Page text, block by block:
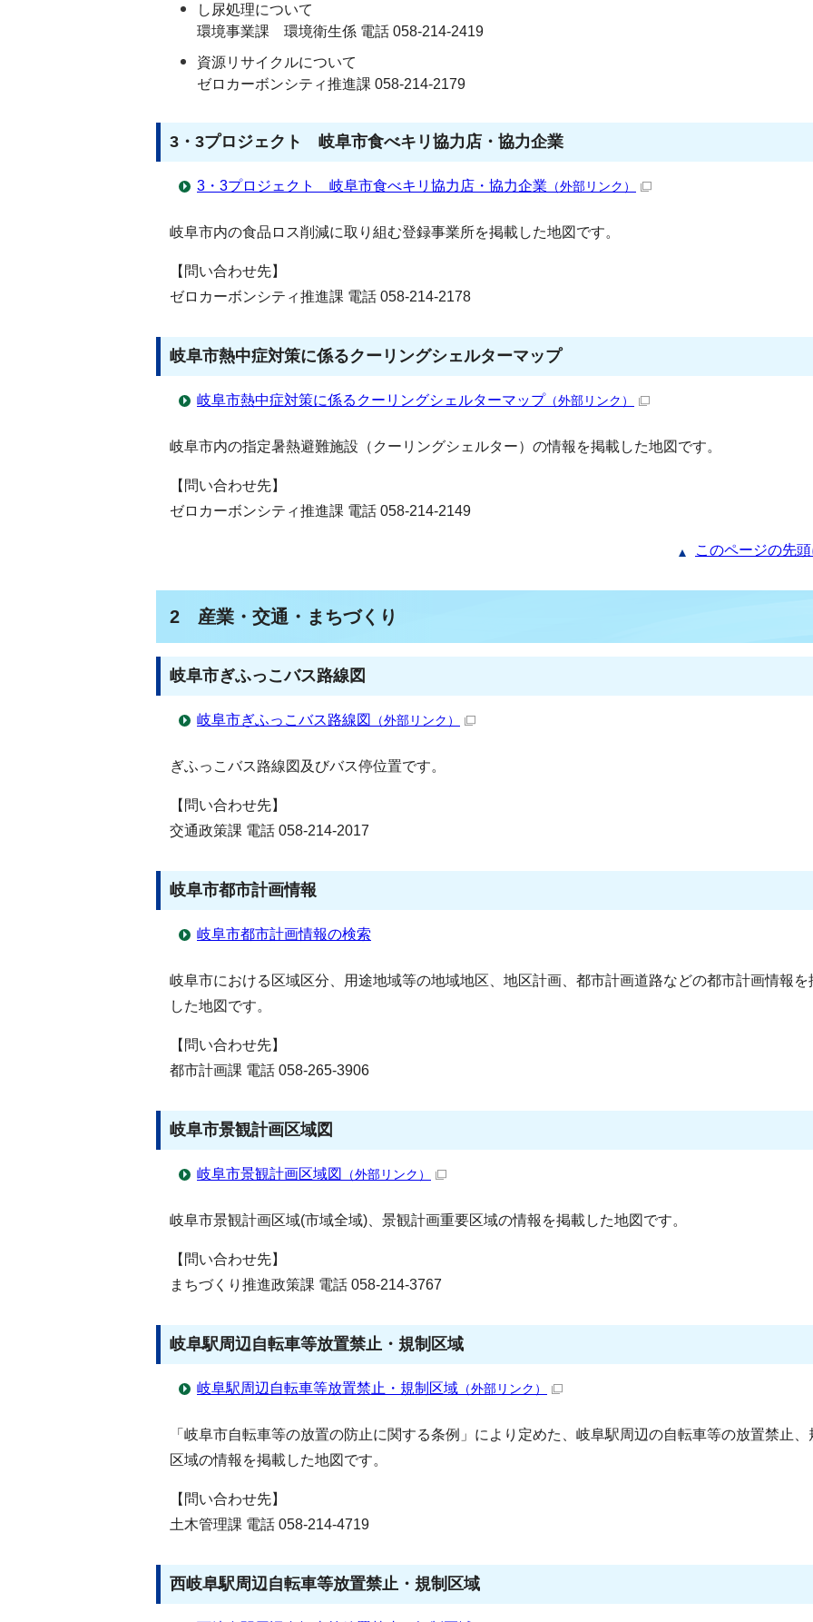
し尿処理について
環境事業課 環境衛生係 電話 058-214-2419
資源リサイクルについて
ゼロカーボンシティ推進課 058-214-2179
3・3プロジェクト 岐阜市食べキリ協力店・協力企業
3・3プロジェクト 岐阜市食べキリ協力店・協力企業 （外部リンク）
岐阜市内の食品ロス削減に取り組む登録事業所を掲載した地図です。
【問い合わせ先】
ゼロカーボンシティ推進課 電話 058-214-2178
岐阜市熱中症対策に係るクーリングシェルターマップ
岐阜市熱中症対策に係るクーリングシェルターマップ （外部リンク）
岐阜市内の指定暑熱避難施設（クーリングシェルター）の情報を掲載した地図です。
【問い合わせ先】
ゼロカーボンシティ推進課 電話 058-214-2149
このページの先
2 産業・交通・まちづくり
岐阜市ぎふっこバス路線図
岐阜市ぎふっこバス路線図 （外部リンク）
ぎふっこバス路線図及びバス停位置です。
【問い合わせ先】
交通政策課 電話 058-214-2017
岐阜市都市計画情報
岐阜市都市計画情報の検索
岐阜市における区域区分、用途地域等の地域地区、地区計画、都市計画道路などの都市計画情報を
した地図です。
【問い合わせ先】
都市計画課 電話 058-265-3906
岐阜市景観計画区域図
岐阜市景観計画区域図 （外部リンク）
岐阜市景観計画区域(市域全域)、景観計画重要区域の情報を掲載した地図です。
【問い合わせ先】
まちづくり推進政策課 電話 058-214-3767
岐阜駅周辺自転車等放置禁止・規制区域
岐阜駅周辺自転車等放置禁止・規制区域 （外部リンク）
「岐阜市自転車等の放置の防止に関する条例」により定めた、岐阜駅周辺の自転車等の放置禁止、
区域の情報を掲載した地図です。
【問い合わせ先】
土木管理課 電話 058-214-4719
西岐阜駅周辺自転車等放置禁止・規制区域